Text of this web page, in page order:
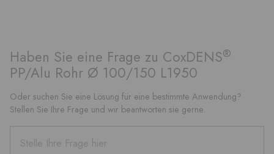
Haben Sie eine Frage zu CoxDENS®
PP/Alu Rohr Ø 100/150 L1950
Oder suchen Sie eine Lösung für eine bestimmte Anwendung?
Stellen Sie Ihre Frage und wir beantworten sie gerne.